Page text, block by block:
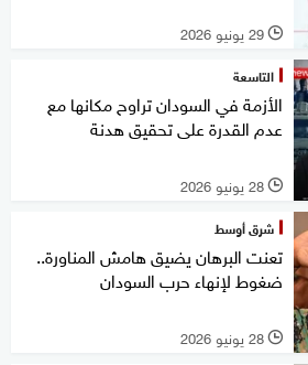
l 29 يونيو 2026
التاسعة
الأزمة في السودان تراوح مكانها مع
عدم القدرة على تحقيق هدنة
l 28 يونيو 2026
شرق أوسط
تعنت البرهان يضيق هامش المناورة..
ضغوط لإنهاء حرب السودان
l 28 يونيو 2026